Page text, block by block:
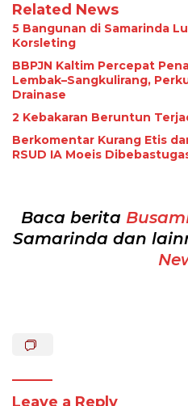
Related News
5 Bangunan di Samarinda
Korsleting
BBPJN Kaltim Percepat
Lembak–Sangkulirang,
Drainase
2 Kebakaran Beruntun
Berkomentar Kurang Etis
RSUD IA Moeis
Baca berita
Samarinda dan
Leave a Reply